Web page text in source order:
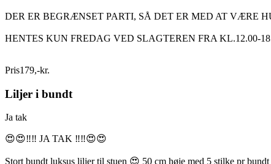
DER ER BEGRÆNSET PARTI, SÅ DET ER MED AT VÆRE
HENTES KUN FREDAG VED SLAGTEREN FRA KL.12.00-
Pris179,-kr.
Liljer i bundt
Ja tak
😍😍‼️‼️ JA TAK ‼️‼️😍😍
Stort bundt luksus liljer til stuen 😍 50 cm høje med 5 stilke pr bundt